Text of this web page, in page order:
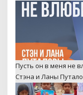
Пусть он в меня не
Стэна и Ланы